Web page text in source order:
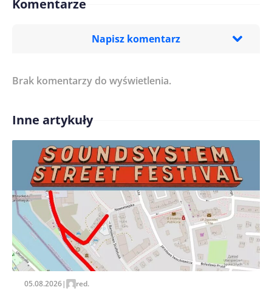
Komentarze
Napisz komentarz
Treść komentarza*
Imię/ Nick*
Zapamiętaj moje dane w tej przeglądarce podczas
pisania kolejnych komentarzy.
Brak komentarzy do wyświetlenia.
Inne artykuły
05.08.2026| red.